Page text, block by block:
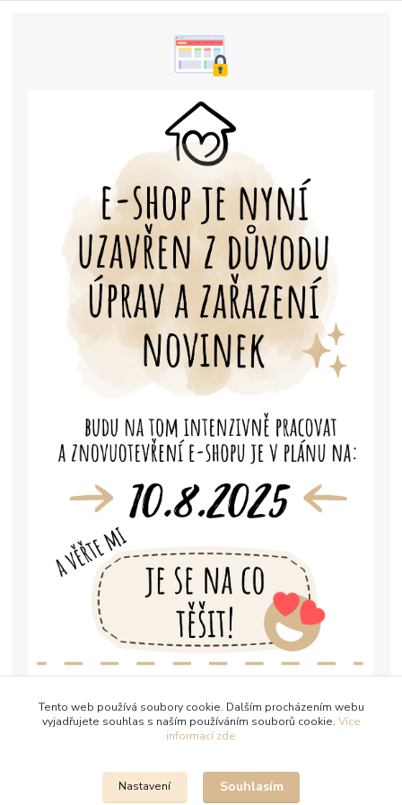
Tento web používá soubory cookie. Dalším procházením webu
vyjadřujete souhlas s naším používáním souborů cookie. Více
informací zde
Nastavení Souhlasím